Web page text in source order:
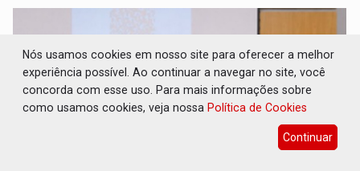
Nós usamos cookies em nosso site para oferecer a melhor
experiência possível. Ao continuar a navegar no site, você
concorda com esse uso. Para mais informações sobre
como usamos cookies, veja nossa Política de Cookies
Continuar